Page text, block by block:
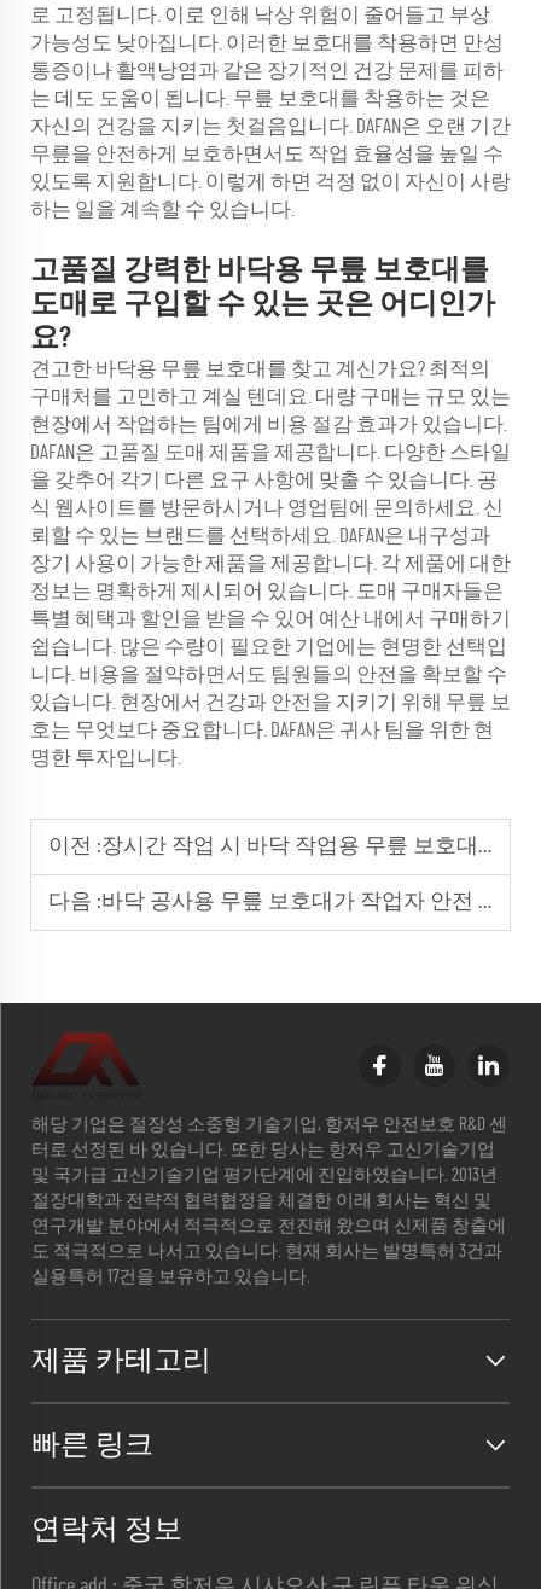
로 고정됩니다. 이로 인해 낙상 위험이 줄어들고 부상
가능성도 낮아집니다. 이러한 보호대를 착용하면 만성
통증이나 활액낭염과 같은 장기적인 건강 문제를 피하
는 데도 도움이 됩니다. 무릎 보호대를 착용하는 것은
자신의 건강을 지키는 첫걸음입니다. DAFAN은 오랜 기간
무릎을 안전하게 보호하면서도 작업 효율성을 높일 수
있도록 지원합니다. 이렇게 하면 걱정 없이 자신이 사랑
하는 일을 계속할 수 있습니다.
고품질 강력한 바닥용 무릎 보호대를
도매로 구입할 수 있는 곳은 어디인가
요?
견고한 바닥용 무릎 보호대를 찾고 계신가요? 최적의
구매처를 고민하고 계실 텐데요. 대량 구매는 규모 있는
현장에서 작업하는 팀에게 비용 절감 효과가 있습니다.
DAFAN은 고품질 도매 제품을 제공합니다. 다양한 스타일
을 갖추어 각기 다른 요구 사항에 맞출 수 있습니다. 공
식 웹사이트를 방문하시거나 영업팀에 문의하세요. 신
뢰할 수 있는 브랜드를 선택하세요. DAFAN은 내구성과
장기 사용이 가능한 제품을 제공합니다. 각 제품에 대한
정보는 명확하게 제시되어 있습니다. 도매 구매자들은
특별 혜택과 할인을 받을 수 있어 예산 내에서 구매하기
쉽습니다. 많은 수량이 필요한 기업에는 현명한 선택입
니다. 비용을 절약하면서도 팀원들의 안전을 확보할 수
있습니다. 현장에서 건강과 안전을 지키기 위해 무릎 보
호는 무엇보다 중요합니다. DAFAN은 귀사 팀을 위한 현
명한 투자입니다.
이전 :장시간 작업 시 바닥 작업용 무릎 보호대가 필수적인 이유
다음 :바닥 공사용 무릎 보호대가 작업자 안전 기준을 향상시키는 방법
해당 기업은 절장성 소중형 기술기업, 항저우 안전보호 R&D 센
터로 선정된 바 있습니다. 또한 당사는 항저우 고신기술기업
및 국가급 고신기술기업 평가단계에 진입하였습니다. 2013년
절장대학과 전략적 협력협정을 체결한 이래 회사는 혁신 및
연구개발 분야에서 적극적으로 전진해 왔으며 신제품 창출에
도 적극적으로 나서고 있습니다. 현재 회사는 발명특허 3건과
실용특허 17건을 보유하고 있습니다.
제품 카테고리
빠른 링크
연락처 정보